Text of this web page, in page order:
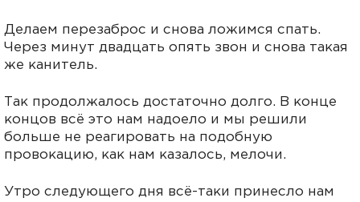
Делаем перезаброс и снова ложимся спать.
Через минут двадцать опять звон и снова такая
же канитель.
Так продолжалось достаточно долго. В конце
концов всё это нам надоело и мы решили
больше не реагировать на подобную
провокацию, как нам казалось, мелочи.
Утро следующего дня всё-таки принесло нам